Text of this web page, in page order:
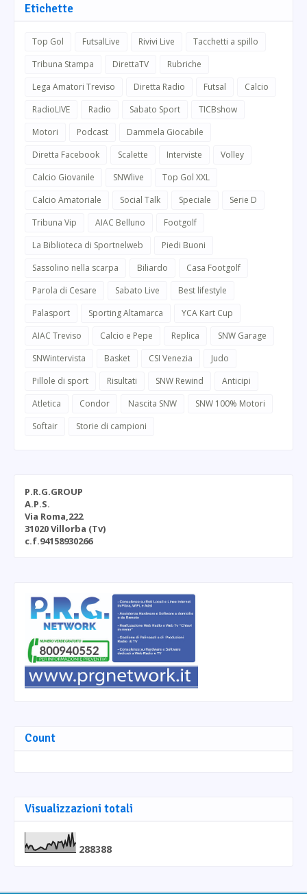
Etichette
Top Gol FutsalLive Rivivi Live
Tacchetti a spillo
Tribuna Stampa
DirettaTV
Rubriche
Lega Amatori Treviso
Diretta Radio Futsal
Calcio
RadioLIVE
Radio Sabato Sport
TICBshow
Motori
Podcast
Dammela Giocabile
Diretta Facebook
Scalette Interviste
Volley
Calcio Giovanile
SNWlive
Top Gol XXL
Calcio Amatoriale
Social Talk Speciale
Serie D
Tribuna Vip
AIAC Belluno
Footgolf
La Biblioteca di Sportnelweb
Piedi Buoni
Sassolino nella scarpa
Biliardo
Casa Footgolf
Parola di Cesare
Sabato Live
Best lifestyle
Palasport
Sporting Altamarca
YCA Kart Cup
AIAC Treviso
Calcio e Pepe Replica
SNW Garage
SNWintervista
Basket CSI Venezia
Judo
Pillole di sport
Risultati SNW Rewind
Anticipi
Atletica
Condor Nascita SNW
SNW 100% Motori
Softair
Storie di campioni
P.R.G.GROUP
A.P.S.
Via Roma,222
31020 Villorba (Tv)
c.f.94158930266
Count
Visualizzazioni totali
288388